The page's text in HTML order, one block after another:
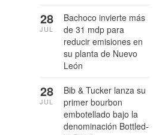
Bachoco invierte más
de 31 mdp para
reducir emisiones en
su planta de Nuevo
León
28
JUL
Bib & Tucker lanza su
primer bourbon
embotellado bajo la
denominación Bottled-
28
JUL